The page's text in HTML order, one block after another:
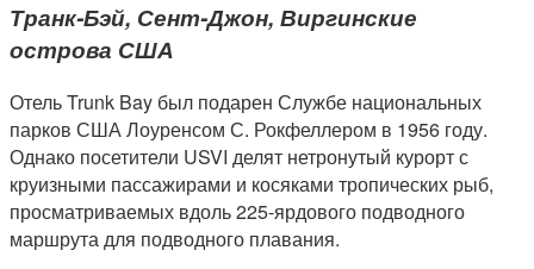
Транк-Бэй, Сент-Джон, Виргинские
острова США
Отель Trunk Bay был подарен Службе национальных
парков США Лоуренсом С. Рокфеллером в 1956 году.
Однако посетители USVI делят нетронутый курорт с
круизными пассажирами и косяками тропических рыб,
просматриваемых вдоль 225-ярдового подводного
маршрута для подводного плавания.